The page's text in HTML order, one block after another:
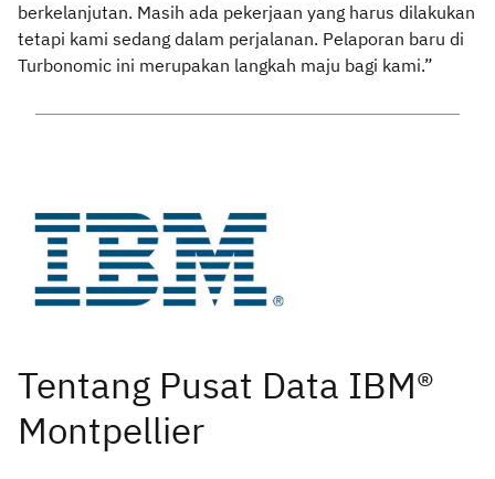
berkelanjutan. Masih ada pekerjaan yang harus dilakukan
tetapi kami sedang dalam perjalanan. Pelaporan baru di
Turbonomic ini merupakan langkah maju bagi kami.”